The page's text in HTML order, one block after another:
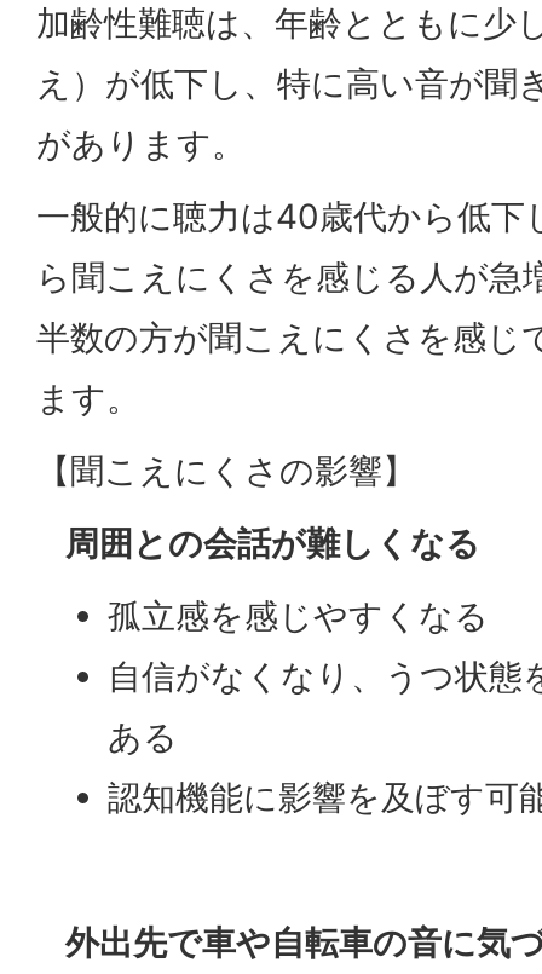
加齢性難聴は、年齢とともに少
え）が低下し、特に高い音が聞
があります。
一般的に聴力は40歳代から低下
ら聞こえにくさを感じる人が急
半数の方が聞こえにくさを感じ
ます。
【聞こえにくさの影響】
周囲との会話が難しくなる
孤立感を感じやすくなる
自信がなくなり、うつ状態
ある
認知機能に影響を及ぼす可
外出先で車や自転車の音に気